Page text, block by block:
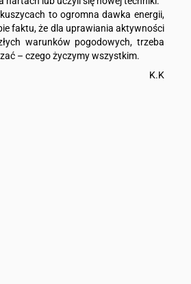
to ogromna dawka energii,
faktu, że dla uprawiania aktywności
warunków pogodowych, trzeba
– czego życzymy wszystkim.
K.K